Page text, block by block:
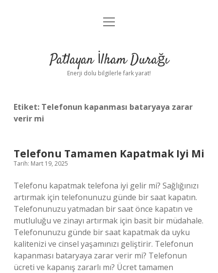
Anasayfa
Yasal Uyarı
menüyü
Patlayan İlham Durağı
Enerji dolu bilgilerle fark yarat!
Etiket: Telefonun kapanması bataryaya zarar
verir mi
Telefonu Tamamen Kapatmak Iyi Mi
Tarih: Mart 19, 2025
Telefonu kapatmak telefona iyi gelir mi? Sağlığınızı
artırmak için telefonunuzu günde bir saat kapatın.
Telefonunuzu yatmadan bir saat önce kapatın ve
mutluluğu ve zinayı artırmak için basit bir müdahale.
Telefonunuzu günde bir saat kapatmak da uyku
kalitenizi ve cinsel yaşamınızı geliştirir. Telefonun
kapanması bataryaya zarar verir mi? Telefonun
ücreti ve kapanış zararlı mı? Ücret tamamen